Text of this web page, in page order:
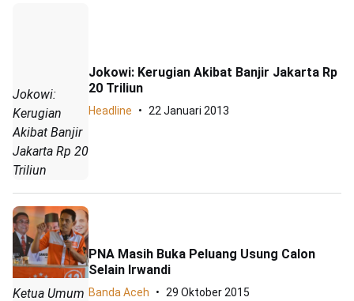
Jokowi:
Kerugian
Akibat Banjir
Jakarta Rp 20
Triliun
Jokowi: Kerugian Akibat Banjir Jakarta Rp
20 Triliun
Headline 22 Januari 2013
Ketua Umum
PNA Masih Buka Peluang Usung Calon
Selain Irwandi
Banda Aceh 29 Oktober 2015